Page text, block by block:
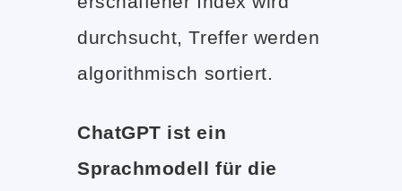
durchsucht, Treffer werden
algorithmisch sortiert.
ChatGPT ist ein
Sprachmodell für die